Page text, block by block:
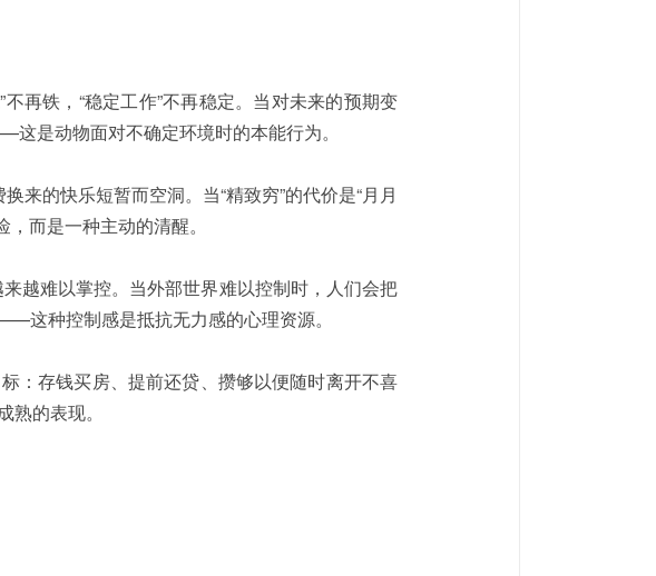
再铁，“稳定工作”不再稳定。当对未来的预期变
是动物面对不确定环境时的本能行为。
来的快乐短暂而空洞。当“精致穷”的代价是“月月
而是一种主动的清醒。
难以掌控。当外部世界难以控制时，人们会把
这种控制感是抵抗无力感的心理资源。
：存钱买房、提前还贷、攒够以便随时离开不喜
的表现。